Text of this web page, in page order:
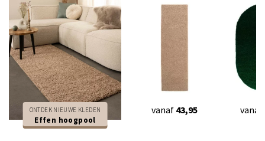
ONTDEK NIEUWE KLEDEN
Effen hoogpool
vanaf 43,95 vanaf